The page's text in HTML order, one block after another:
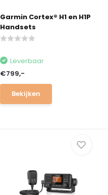
Garmin Cortex® H1 en H1P
Handsets
Leverbaar
€799,-
Bekijken